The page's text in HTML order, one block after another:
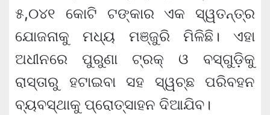
୫,୦୪୧ କୋଟି ଟଙ୍କାର ଏକ ସ୍ୱତନ୍ତ୍ର
ଯୋଜନାକୁ ମଧ୍ୟ ମଞ୍ଜୁରି ମିଳିଛି। ଏହା
ଅଧୀନରେ ପୁରୁଣା ଟ୍ରକ୍ ଓ ବସ୍‌ଗୁଡ଼ିକୁ
ରାସ୍ତାରୁ ହଟାଇବା ସହ ସ୍ୱଚ୍ଛ ପରିବହନ
ବ୍ୟବସ୍ଥାକୁ ପ୍ରୋତ୍ସାହନ ଦିଆଯିବ।